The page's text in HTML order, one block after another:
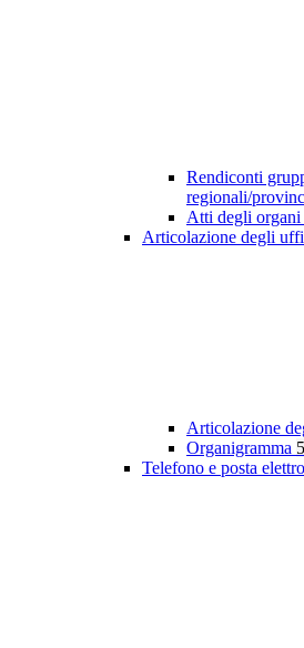
Rendiconti
regionali/
Atti degli
Articolazione degli
Articolazione
Organigramma 5
Telefono e posta